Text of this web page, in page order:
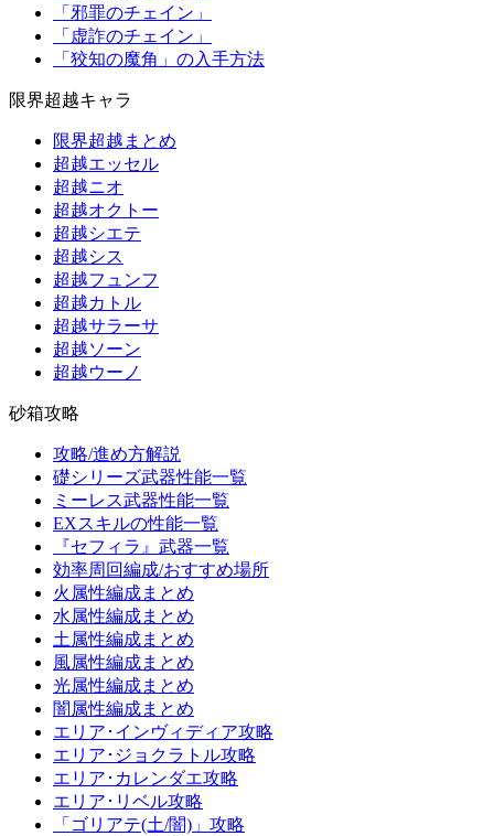
「邪罪のチェイン」
「虚詐のチェイン」
「狡知の魔角」の入手方法
限界超越キャラ
限界超越まとめ
超越エッセル
超越ニオ
超越オクトー
超越シエテ
超越シス
超越フュンフ
超越カトル
超越サラーサ
超越ソーン
超越ウーノ
砂箱攻略
攻略/進め方解説
礎シリーズ武器性能一覧
ミーレス武器性能一覧
EXスキルの性能一覧
『セフィラ』武器一覧
効率周回編成/おすすめ場所
火属性編成まとめ
水属性編成まとめ
土属性編成まとめ
風属性編成まとめ
光属性編成まとめ
闇属性編成まとめ
エリア･インヴィディア攻略
エリア･ジョクラトル攻略
エリア･カレンダエ攻略
エリア･リベル攻略
「ゴリアテ(土/闇)」攻略